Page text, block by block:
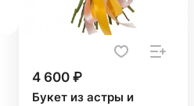
4 600 ₽
Букет из астры и